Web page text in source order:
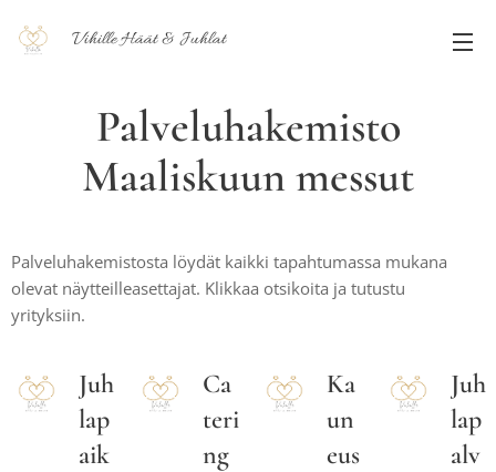
VihilleHäät & Juhlat
Palveluhakemisto
Maaliskuun messut
Palveluhakemistosta löydät kaikki tapahtumassa mukana
olevat näytteilleasettajat. Klikkaa otsikoita ja tutustu
yrityksiin.
Juh
lap
aik
Ca
teri
ng
Ka
un
eus
Juh
lap
alv